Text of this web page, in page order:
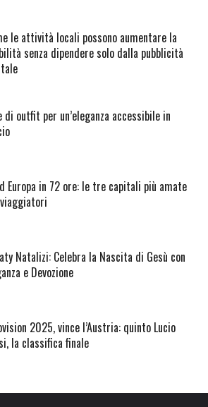
le attività locali possono aumentare la
senza dipendere solo dalla pubblicità
di outfit per un’eleganza accessibile in
Europa in 72 ore: le tre capitali più amate
Natalizi: Celebra la Nascita di Gesù con
e Devozione
2025, vince l’Austria: quinto Lucio
la classifica finale